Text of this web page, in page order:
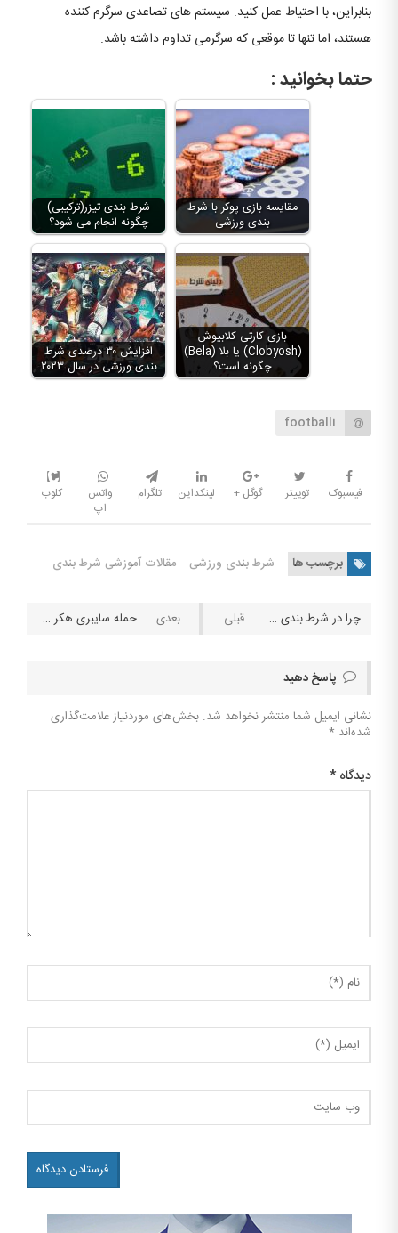
بنابراین، با احتیاط عمل کنید. سیستم های تصاعدی سرگرم کننده
هستند، اما تنها تا موقعی که سرگرمی تداوم داشته باشد.
حتما بخوانید :
شرط بندی تیزر(ترکیبی)
چگونه انجام می شود؟
مقایسه بازی پوکر با شرط
بندی ورزشی
افزایش ۳۰ درصدی شرط
بندی ورزشی در سال ۲۰۲۳
بازی کارتی کلابیوش
(Clobyosh) یا بلا (Bela)
چگونه است؟
footballi
فیسبوک توییتر گوگل + لینکداین تلگرام
واتس
اپ
کلوب
برچسب ها شرط بندی ورزشی مقالات آموزشی شرط بندی
چرا در شرط بندی حرفه ای باید روی یک ورزش تمرکز کرد؟ حمله سایبری هکر های چینی به سایت های شرط بندی و کازینوها
پاسخ دهید
نشانی ایمیل شما منتشر نخواهد شد. بخش‌های موردنیاز علامت‌گذاری
شده‌اند *
دیدگاه *